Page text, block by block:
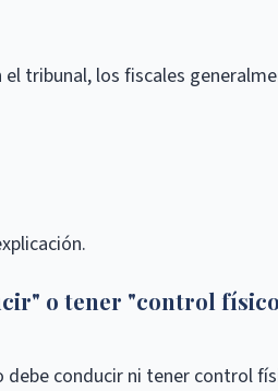
tribunal, los fiscales
o tener "control físico
debe conducir ni tener control